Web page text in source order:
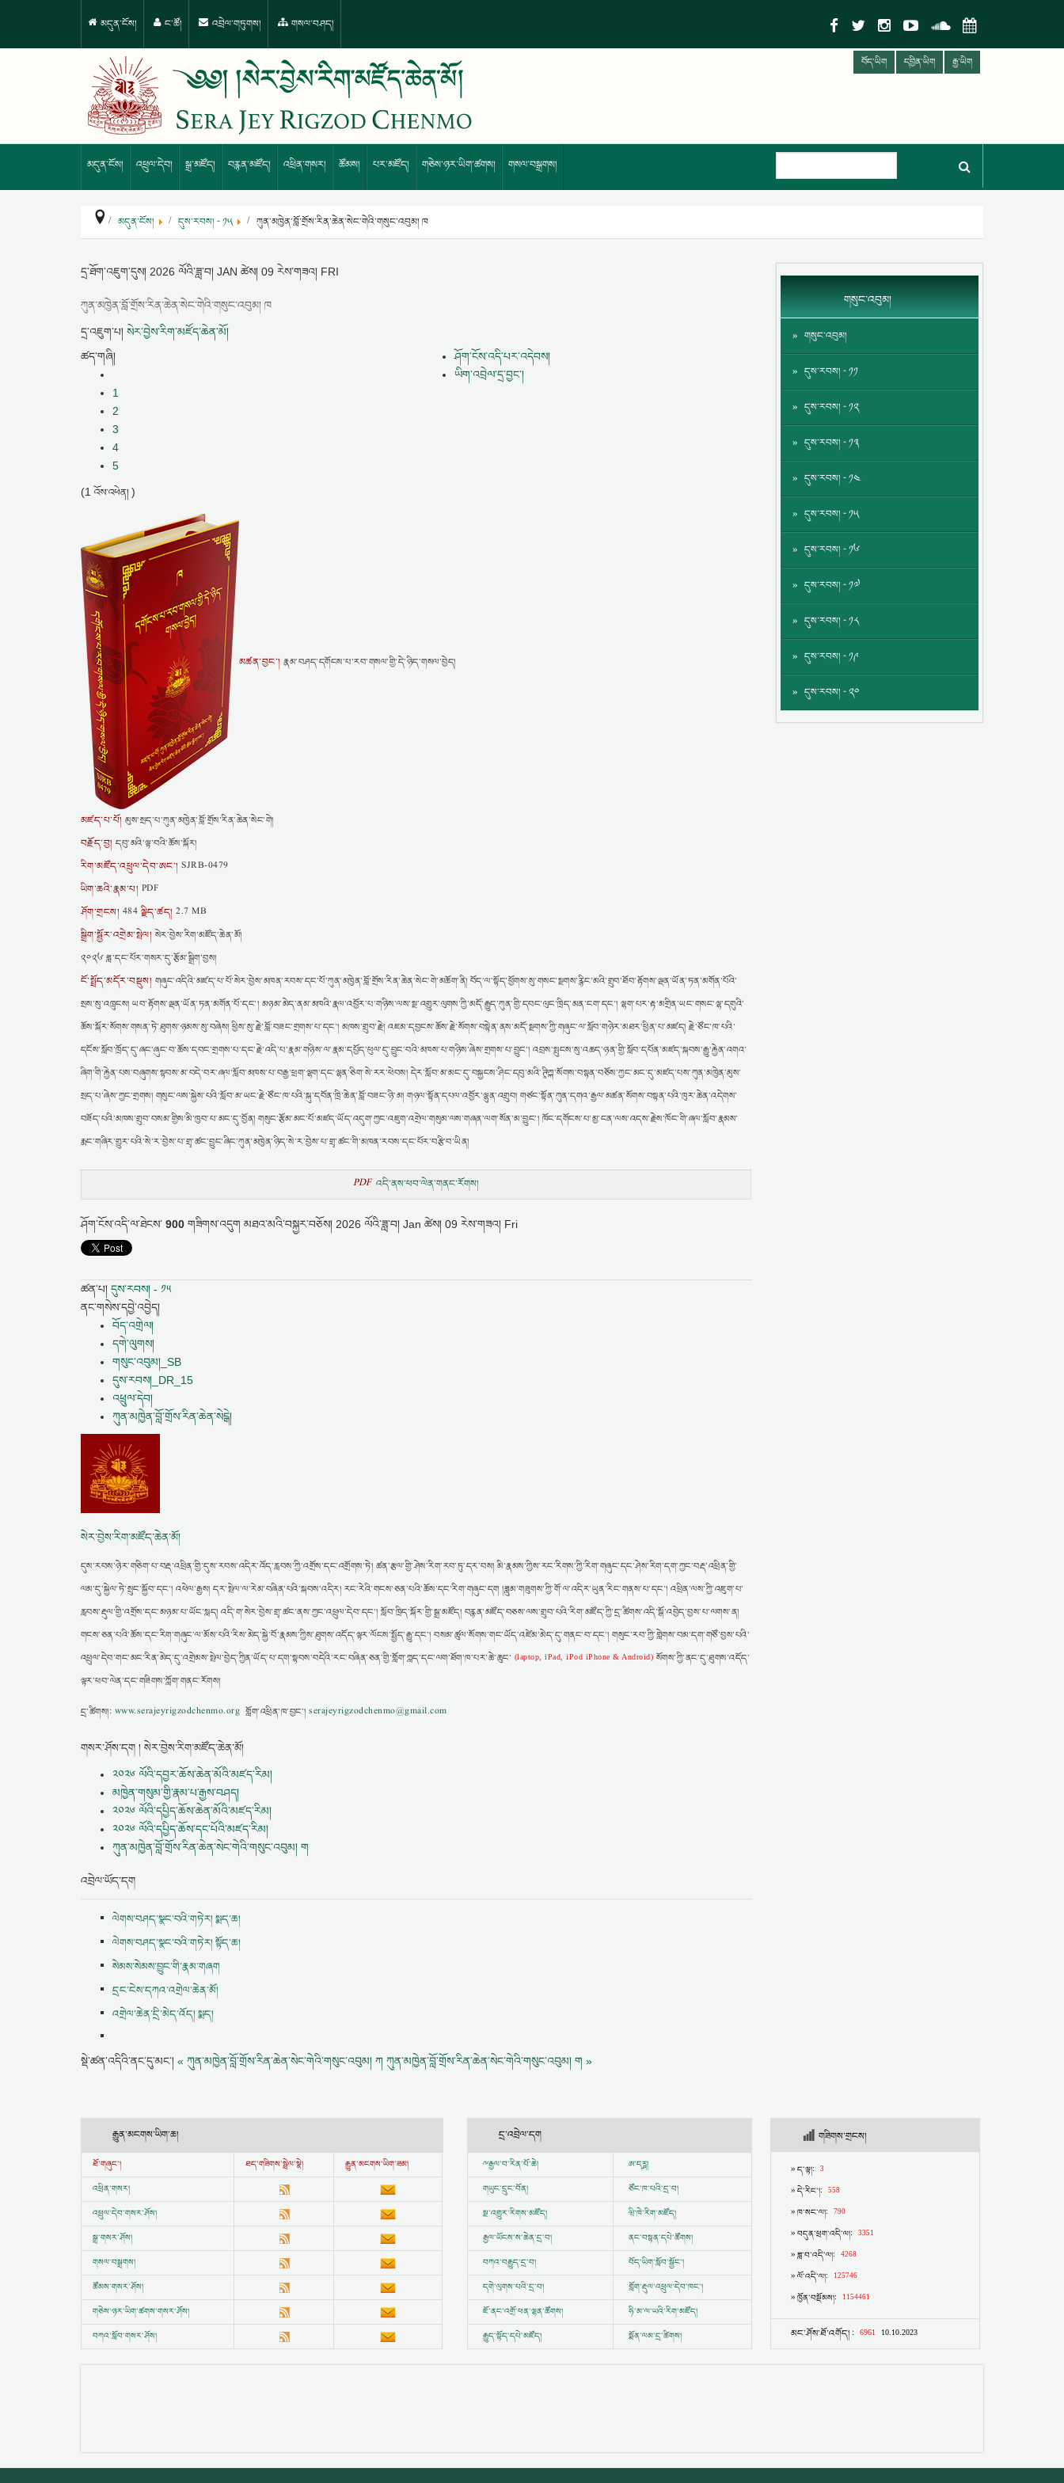
མདུན་ངོས། ང་ཚོ། འབྲེལ་གཏུགས། གསལ་བཤད།
བོད་ཡིག དབྱིན་ཡིག རྒྱ་ཡིག
མདུན་ངོས། འཕྲུལ་དེབ། སྒྲ་མཛོད། བརྙན་མཛོད། འཕྲིན་གསར། ཚོམས། པར་མཛོད། གཅེས་ཉར་ཡིག་ཚགས། གསལ་བསྒྲགས།
མདུན་ངོས། དུས་རབས། - ༡༥ ཀུན་མཁྱེན་བློ་གྲོས་རིན་ཆེན་སེང་གེའི་གསུང་འབུམ། ཁ
དྲ་ཐོག་འཇུག་དུས། 2026 ལོའི་ཟླ་བ། JAN ཚེས། 09 རེས་གཟའ། FRI
ཀུན་མཁྱེན་བློ་གྲོས་རིན་ཆེན་སེང་གེའི་གསུང་འབུམ། ཁ
དྲ་འཇུག་པ། སེར་བྱེས་རིག་མཛོད་ཆེན་མོ།
ཤོག་ངོས་འདི་པར་འདེབས།
ཡིག་འབྲེལ་དྲ་བྱང་།
ཚད་གཞི།
1
2
3
4
5
(1 འོས་འཕེན། )
མཚན་བྱང་། རྣམ་བཤད་དགོངས་པ་རབ་གསལ་གྱི་དེ་ཉིད་གསལ་བྱེད།
མཛད་པ་པོ། མུས་སྲད་པ་ཀུན་མཁྱེན་བློ་གྲོས་རིན་ཆེན་སེང་གེ།
བརྗོད་བྱ། དབུ་མའི་ལྟ་བའི་ཆོས་སྐོར།
རིག་མཛོད་འཕྲུལ་དེབ་ཨང་། SJRB-0479
ཡིག་ཆའི་རྣམ་པ། PDF
ཤོག་གྲངས། 484 ལྗིད་ཚད། 2.7 MB
སྒྲིག་སྦྱོར་འགྲེམ་སྤེལ། སེར་བྱེས་རིག་མཛོད་ཆེན་མོ།
༢༠༢༦ ཟླ་དང་པོར་གསར་དུ་རྩོམ་སྒྲིག་བྱས།
ངོ་སྤྲོད་མདོར་བསྡུས། གཞུང་འདིའི་མཛད་པ་པོ་སེར་བྱེས་མཁན་རབས་དང་པོ་ཀུན་མཁྱེན་བློ་གྲོས་རིན་ཆེན་སེང་གེ་མཆོག་ནི། བོད་ལ་སྟོད་ཕྱོགས་སུ་གསང་སྔགས་རྙིང་མའི་གྲུབ་ཐོབ་རྟོགས་ལྡན་ཡོན་ཏན་མགོན་པོའི་
སྲས་སུ་འཁྲུངས། ཡབ་རྟོགས་ལྡན་ཡོན་ཏན་མགོན་པོ་དང་། མཉམ་མེད་ནམ་མཁའི་རྣལ་འབྱོར་པ་གཉིས་ལས་སྔ་འགྱུར་ལུགས་ཀྱི་མདོ་རྒྱུད་ཀུན་གྱི་དབང་ལུང་ཁྲིད་མན་ངག་དང་། ལྷག་པར་རྟ་མགྲིན་ཡང་གསང་ལྷ་དགུའི་
ཆོས་སྐོར་སོགས་གསན་ཏེ་ཐུགས་ཉམས་སུ་བཞེས། ཕྱིས་སུ་རྗེ་བློ་བཟང་གྲགས་པ་དང་། མཁས་གྲུབ་རྗེ། འཇམ་དབྱངས་ཆོས་རྗེ་སོགས་བསྟེན་ནས་མདོ་སྔགས་ཀྱི་གཞུང་ལ་སློབ་གཉེར་མཐར་ཕྱིན་པ་མཛད། རྗེ་ཙོང་ཁ་པའི་
དངོས་སློབ་ཁྲོད་དུ་ཞང་ཞུང་བ་ཆོས་དབང་གྲགས་པ་དང་རྗེ་འདི་པ་རྣམ་གཉིས་ལ་རྣམ་དཔྱོད་ཕུལ་དུ་བྱུང་བའི་མཁས་པ་གཉིས་ཞེས་གྲགས་པ་བྱུང་། འབྲས་སྤུངས་སུ་འཆད་ཉན་གྱི་སློབ་དཔོན་མཛད་སྐབས་རྒྱུ་རྐྱེན་འགའ་
ཞིག་གི་རྐྱེན་པས་བཞུགས་སྟབས་མ་བདེ་བར་ཞལ་སློབ་མཁས་པ་བརྒྱ་ཕྲག་ལྷག་དང་ལྷན་ཅིག་སེ་རར་ཕེབས། དེར་སློབ་མ་མང་དུ་བསྐྱངས་ཤིང་དབུ་མའི་ཊཱིཀྐ་སོགས་བསྟན་བཅོས་ཀྱང་མང་དུ་མཛད་པས་ཀུན་མཁྱེན་མུས་
སྲད་པ་ཞེས་ཀྱང་གྲགས། གསུང་ལས་སྐྱེས་པའི་སློབ་མ་ཡང་རྗེ་ཙོང་ཁ་པའི་སྐུ་དབོན་ཁྲི་ཆེན་བློ་བཟང་ཉི་མ། གཉལ་སྟོན་དཔལ་འབྱོར་ལྷུན་འགྲུབ། གཙང་སྟོན་ཀུན་དགའ་རྒྱལ་མཚན་སོགས་བསྟན་པའི་ཁུར་ཆེན་འདེགས་
བཟོད་པའི་མཁས་གྲུབ་བསམ་གྱིས་མི་ཁྱབ་པ་མང་དུ་བྱོན། གསུང་རྩོམ་མང་པོ་མཛད་ཡོད་འདུག་ཀྱང་འཇུག་འགྲེལ་གསུམ་ལས་གཞན་ལག་སོན་མ་བྱུང་། ཁོང་དགོངས་པ་མྱ་ངན་ལས་འདས་རྗེས་ཁོང་གི་ཞལ་སློབ་རྣམས་
རྨང་གཞིར་གྱུར་པའི་སེ་ར་བྱེས་པ་གྲྭ་ཚང་བྱུང་ཞིང་ཀུན་མཁྱེན་ཉིད་སེ་ར་བྱེས་པ་གྲྭ་ཚང་གི་མཁན་རབས་དང་པོར་བརྩི་བ་ཡིན།
PDF འདི་ནས་ཕབ་ལེན་གནང་རོགས།
ཤོག་ངོས་འདི་ལ་ཐེངས་ 900 གཟིགས་འདུག མཐའ་མའི་བསྐྱར་བཅོས། 2026 ལོའི་ཟླ་བ། Jan ཚེས། 09 རེས་གཟའ། Fri
ཚན་པ། དུས་རབས། - ༡༥
ནང་གསེས་དབྱེ་འབྱེད།
བོད་འགྲེལ།
དགེ་ལུགས།
གསུང་འབུམ།_SB
དུས་རབས།_DR_15
འཕྲུལ་དེབ།
ཀུན་མཁྱེན་བློ་གྲོས་རིན་ཆེན་སེངྒེ།
སེར་བྱེས་རིག་མཛོད་ཆེན་མོ།
དུས་རབས་ཉེར་གཅིག་པ་བརྡ་འཕྲིན་གྱི་དུས་རབས་འདིར་འོད་རླབས་ཀྱི་འགྲོས་དང་འགྲོགས་ཏེ། ཚན་རྩལ་གྱི་ཤེས་རིག་རབ་ཏུ་དར་བས། མི་རྣམས་ཀྱིས་རང་རིགས་ཀྱི་རིག་གཞུང་དང་ཤེས་རིག་དག་ཀྱང་བརྡ་འཕྲིན་གྱི་
ལམ་དུ་སྐྱེལ་ཏེ་སྲུང་སྐྱོབ་དང་། འཕེལ་རྒྱས། དར་སྤེལ་ལ་རེམ་བཞིན་པའི་སྐབས་འདིར། རང་རེའི་གངས་ཅན་པའི་ཆོས་དང་རིག་གཞུང་དག །ཟླུམ་གཟུགས་ཀྱི་གོ་ལ་འདིར་ཡུན་རིང་གནས་པ་དང་། འཕྲིན་ལས་ཀྱི་འཇུག་པ་
རླབས་རྡུལ་གྱི་འགྲོས་དང་མཉམ་པ་ཡོང་སླད། འདི་ག་སེར་བྱེས་གྲྭ་ཚང་ནས་ཀྱང་འཕྲུལ་དེབ་དང་། སློབ་ཁྲིད་སྐོར་གྱི་སྒྲ་མཛོད། བརྙན་མཛོད་བཅས་ལས་གྲུབ་པའི་རིག་མཛོད་ཀྱི་དྲ་ཚིགས་འདི་སྒོ་འབྱེད་བྱས་པ་ལགས་ན།
གངས་ཅན་པའི་ཆོས་དང་རིག་གཞུང་ལ་མོས་པའི་རིས་མེད་སྐྱེ་བོ་རྣམས་ཀྱིས་ཐུགས་འདོད་ལྟར་ལོངས་སྤྱོད་རྒྱུ་དང་། བསམ་ཚུལ་སོགས་གང་ཡོད་འཛེམ་མེད་དུ་གནང་བ་དང་། གསུང་རབ་ཀྱི་གླེགས་བམ་དག་གཙོ་བྱས་པའི་
འཕྲུལ་དེབ་གང་མང་རིན་མེད་དུ་འགྲེམས་སྤེལ་བྱེད་ཀྱིན་ཡོད་པ་དག་སྟབས་བདེའི་རང་བཞིན་ཅན་གྱི་གློག་ཀླད་དང་ལག་ཐོག་ཁ་པར་ཆེ་ཆུང་ (laptop, iPad, iPod iPhone & Android) སོགས་ཀྱི་ནང་དུ་ཐུགས་འདོད་
ལྟར་ཕབ་ལེན་དང་གཟིགས་ཀློག་གནང་རོགས།
དྲ་ཚིགས།: www.serajeyrigzodchenmo.org གློག་འཕྲིན་ཁ་བྱང་།serajeyrigzodchenmo@gmail.com
གསར་ཤོས་དག ། སེར་བྱེས་རིག་མཛོད་ཆེན་མོ།
༢༠༢༦ ལོའི་དབྱར་ཆོས་ཆེན་མོའི་མཛད་རིམ།
མཁྱེན་གསུམ་གྱི་རྣམ་པ་རྒྱས་བཤད།
༢༠༢༦ ལོའི་དཔྱིད་ཆོས་ཆེན་མོའི་མཛད་རིམ།
༢༠༢༦ ལོའི་དཔྱིད་ཆོས་དང་པོའི་མཛད་རིམ།
ཀུན་མཁྱེན་བློ་གྲོས་རིན་ཆེན་སེང་གེའི་གསུང་འབུམ། ག
འབྲེལ་ཡོད་དག
ལེགས་བཤད་སྣང་བའི་གཏེར། སྨད་ཆ།
ལེགས་བཤད་སྣང་བའི་གཏེར། སྟོད་ཆ།
སེམས་སེམས་བྱུང་གི་རྣམ་གཞག
དྲང་ངེས་དཀའ་འགྲེལ་ཆེན་མོ།
འགྲེལ་ཆེན་དྲི་མེད་འོད། སྨད།
སྡེ་ཚན་འདིའི་ནང་དུ་མང་། « ཀུན་མཁྱེན་བློ་གྲོས་རིན་ཆེན་སེང་གེའི་གསུང་འབུམ། ཀ ཀུན་མཁྱེན་བློ་གྲོས་རིན་ཆེན་སེང་གེའི་གསུང་འབུམ། ག »
གསུང་འབུམ།
གསུང་འབུམ།
དུས་རབས། - ༡༡
དུས་རབས། - ༡༢
དུས་རབས། - ༡༣
དུས་རབས། - ༡༤
དུས་རབས། - ༡༥
དུས་རབས། - ༡༦
དུས་རབས། - ༡༧
དུས་རབས། - ༡༨
དུས་རབས། - ༡༩
དུས་རབས། - ༢༠
རྒྱུན་མངགས་ཡིག་ཆ།
ཐོ་གཞུང་། ཐད་གཟིགས་སྦྲེལ་སྣེ།
རྒྱུན་མངགས་ཡིག་ཟམ།
འཕྲིན་གསར།
འཕྲུལ་དེབ་གསར་ཤོས།
སྒྲ་གསར་ཤོས།
གསལ་བསྒྲགས།
ཚོམས་གསར་ཤོས།
གཅེས་ཉར་ཡིག་ཚགས་གསར་ཤོས།
བཀའ་སློབ་གསར་ཤོས།
དྲ་འབྲེལ་དག
ྋརྒྱལ་བ་རིན་པོ་ཆེ།
ཨ་དཪྴ།
གཡུང་དྲུང་བོན།
ཙོང་ཁ་པའི་དྲ་བ།
སྔ་འགྱུར་རིགས་མཛོད།
ཝི་ཁེ་རིག་མཛོད།
རྒྱལ་ཡོངས་ས་ཆེན་དྲ་བ།
ནང་བསྟན་དཔེ་ཚོགས།
བཀའ་བརྒྱུད་དྲ་བ།
བོད་ཡིག་སློབ་སྦྱོང་།
དགེ་ལུགས་པའི་དྲ་བ།
གློག་རྡུལ་འཕྲུལ་དེབ་ཁང་།
ཇོ་ནང་འགྲོ་ཕན་ལྷན་ཚོགས།
ཧི་མ་ལ་ཡའི་རིག་མཛོད།
རྒྱུད་སྟོད་དཔེ་མཛོད།
སྨོན་ལམ་དྲ་ཚིགས།